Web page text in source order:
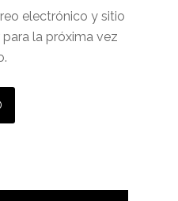
electrónico y sitio
la próxima vez